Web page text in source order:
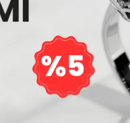
146.400₺
73.200₺
50
24.400₺ `den